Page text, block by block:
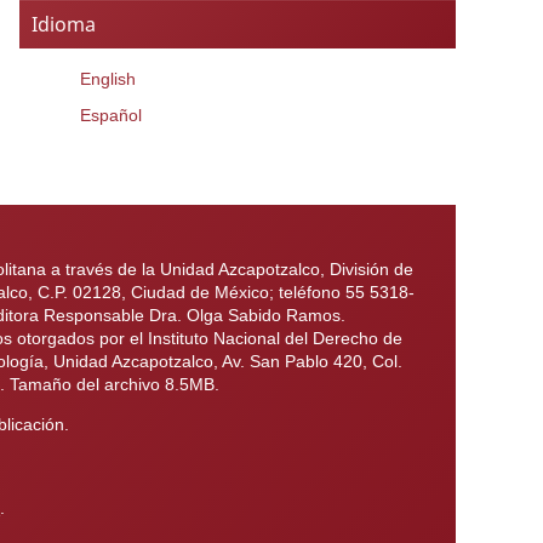
Idioma
English
Español
a través de la Unidad Azcapotzalco, División de
C.P. 02128, Ciudad de México; teléfono 55 5318-
Responsable Dra. Olga Sabido Ramos.
otorgados por el Instituto Nacional del Derecho de
Unidad Azcapotzalco, Av. San Pablo 420, Col.
del archivo 8.5MB.
.